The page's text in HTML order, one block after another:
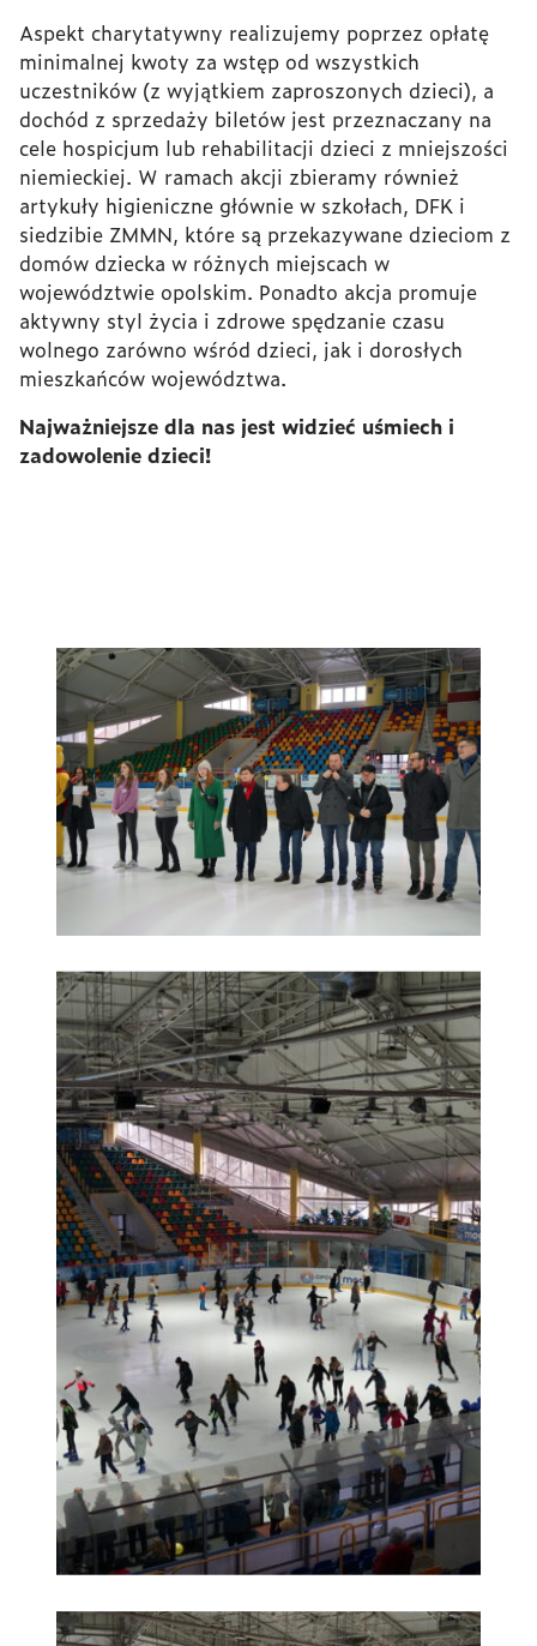
Aspekt charytatywny realizujemy poprzez opłatę
minimalnej kwoty za wstęp od wszystkich
uczestników (z wyjątkiem zaproszonych dzieci), a
dochód z sprzedaży biletów jest przeznaczany na
cele hospicjum lub rehabilitacji dzieci z mniejszości
niemieckiej. W ramach akcji zbieramy również
artykuły higieniczne głównie w szkołach, DFK i
siedzibie ZMMN, które są przekazywane dzieciom z
domów dziecka w różnych miejscach w
województwie opolskim. Ponadto akcja promuje
aktywny styl życia i zdrowe spędzanie czasu
wolnego zarówno wśród dzieci, jak i dorosłych
mieszkańców województwa.
Najważniejsze dla nas jest widzieć uśmiech i
zadowolenie dzieci!